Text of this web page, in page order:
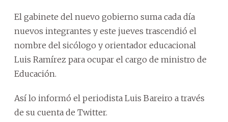
El gabinete del nuevo gobierno suma cada día
nuevos integrantes y este jueves trascendió el
nombre del sicólogo y orientador educacional
Luis Ramírez para ocupar el cargo de ministro de
Educación.
Así lo informó el periodista Luis Bareiro a través
de su cuenta de Twitter.